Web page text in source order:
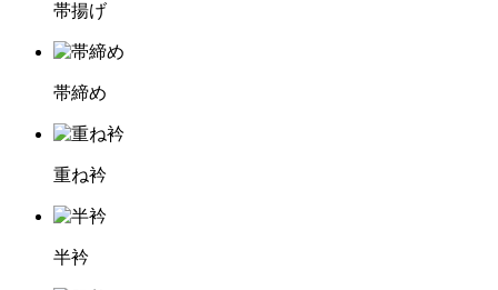
帯揚げ
帯締め
重ね衿
半衿